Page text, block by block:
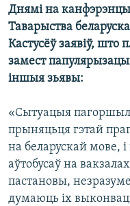
Днямі на
Таварыства
Кастусёў заявіў, што
замест
іншыя зьявы:
«Сытуацыя
прыняцьця гэтай
на беларускай мове,
аўтобусаў на
пастановы,
думаюць іх